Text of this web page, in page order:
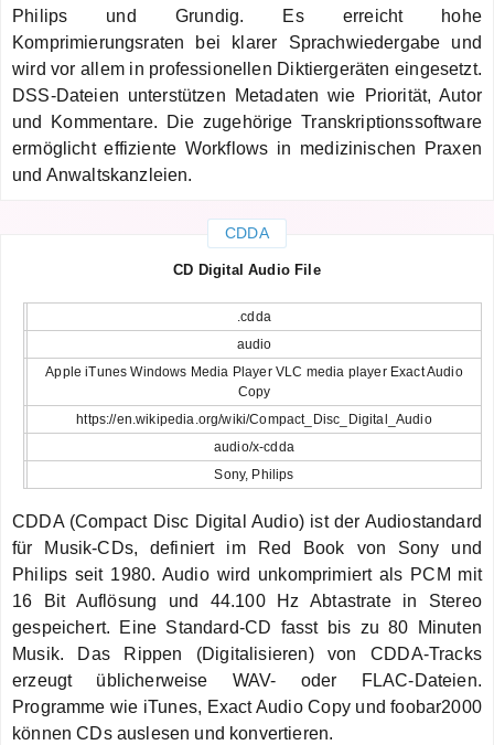
Philips und Grundig. Es erreicht hohe
Komprimierungsraten bei klarer Sprachwiedergabe und
wird vor allem in professionellen Diktiergeräten eingesetzt.
DSS-Dateien unterstützen Metadaten wie Priorität, Autor
und Kommentare. Die zugehörige Transkriptionssoftware
ermöglicht effiziente Workflows in medizinischen Praxen
und Anwaltskanzleien.
CDDA
CD Digital Audio File
.cdda
audio
Apple iTunes Windows Media Player VLC media player Exact Audio
Copy
https://en.wikipedia.org/wiki/Compact_Disc_Digital_Audio
audio/x-cdda
Sony, Philips
CDDA (Compact Disc Digital Audio) ist der Audiostandard
für Musik-CDs, definiert im Red Book von Sony und
Philips seit 1980. Audio wird unkomprimiert als PCM mit
16 Bit Auflösung und 44.100 Hz Abtastrate in Stereo
gespeichert. Eine Standard-CD fasst bis zu 80 Minuten
Musik. Das Rippen (Digitalisieren) von CDDA-Tracks
erzeugt üblicherweise WAV- oder FLAC-Dateien.
Programme wie iTunes, Exact Audio Copy und foobar2000
können CDs auslesen und konvertieren.